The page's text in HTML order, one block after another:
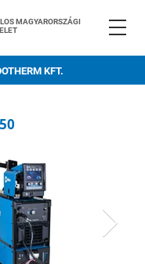
MAGYARORSZÁGI
KFT.